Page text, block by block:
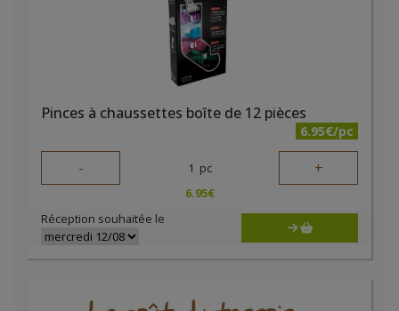
Pinces à chaussettes boîte de 12 pièces
6.95€/pc
- 1 pc +
6.95€
Réception souhaitée le